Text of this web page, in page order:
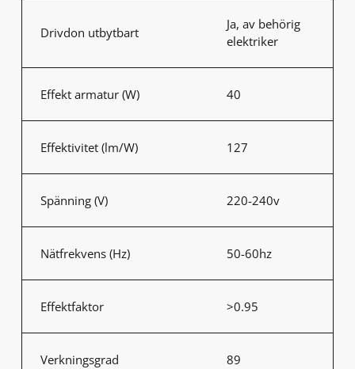
Drivdon utbytbart
Ja, av behörig
elektriker
Effekt armatur (W) 40
Effektivitet (lm/W) 127
Spänning (V) 220-240v
Nätfrekvens (Hz) 50-60hz
Effektfaktor >0.95
Verkningsgrad 89